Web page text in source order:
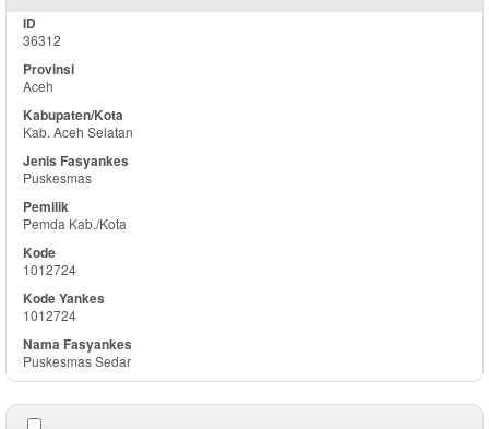
36312
Aceh
Kab. Aceh Selatan
Puskesmas
Pemda Kab./Kota
1012724
1012724
Puskesmas Sedar